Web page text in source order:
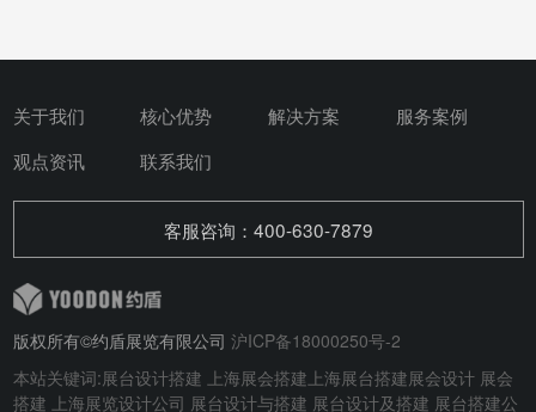
关于我们 核心优势 解决方案
服务案例
观点资讯
联系我们
客服咨询：400-630-7879
版权所有©约盾展览有限公司 沪ICP备18000250号-2
本站关键词:展台设计搭建 上海展会搭建 上海展台搭建展会设计 展会
搭建 上海展览设计公司 展台设计与搭建 展台设计及搭建 展台搭建公